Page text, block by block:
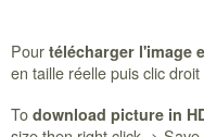
Pour télécharger l'image
en taille réelle puis clic
To download picture in